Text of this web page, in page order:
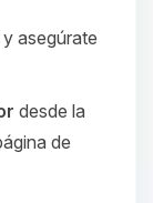
asegúrate
desde la
de